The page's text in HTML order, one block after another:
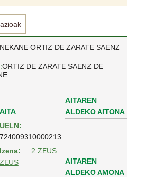
ORTIZ DE ZARATE SAENZ
ORTIZ DE ZARATE SAENZ DE
AITA
UELN:
724009310000213
Izena:
2 ZEUS
ZEUS
AITAREN
ALDEKO AITONA
AITAREN
ALDEKO AMONA